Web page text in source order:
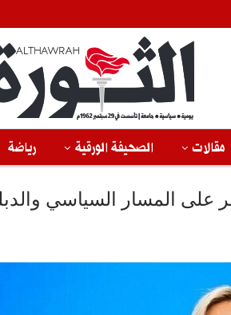
مقالات الصحيفة الورقية رياضة
على المسار السياسي